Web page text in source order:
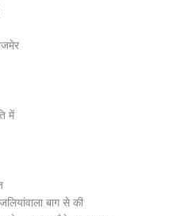
में
बाग से की